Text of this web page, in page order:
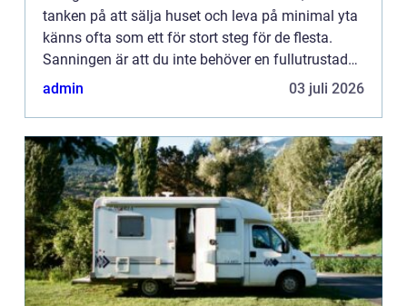
tanken på att sälja huset och leva på minimal yta
känns ofta som ett för stort steg för de flesta.
Sanningen är att du inte behöver en fullutrustad
husb...
admin 03 juli 2026